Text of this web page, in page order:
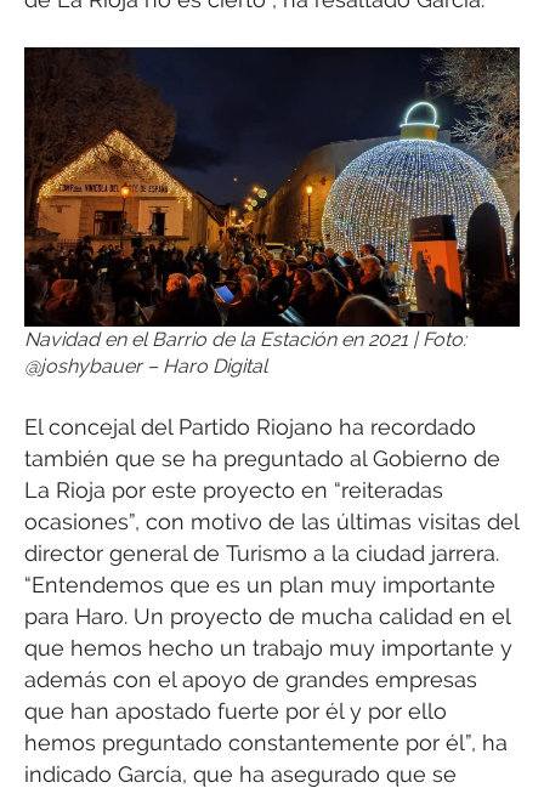
Navidad en el Barrio de la Estación en 2021 | Foto:
@joshybauer – Haro Digital
El concejal del Partido Riojano ha recordado
también que se ha preguntado al Gobierno de
La Rioja por este proyecto en “reiteradas
ocasiones”, con motivo de las últimas visitas del
director general de Turismo a la ciudad jarrera.
“Entendemos que es un plan muy importante
para Haro. Un proyecto de mucha calidad en el
que hemos hecho un trabajo muy importante y
además con el apoyo de grandes empresas
que han apostado fuerte por él y por ello
hemos preguntado constantemente por él”, ha
indicado García, que ha asegurado que se